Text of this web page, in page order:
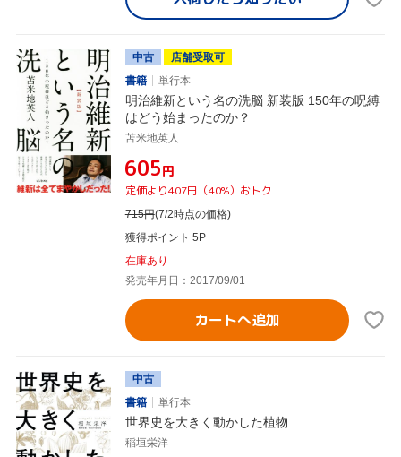
中古
店舗受取可
書籍
単行本
明治維新という名の洗脳 新装版 150年の呪縛
はどう始まったのか？
苫米地英人
¥605円
定価より407円（40%）おトク
715円(7/2時点の価格)
獲得ポイント 5P
在庫あり
発売年月日：2017/09/01
カートへ追加
中古
書籍
単行本
世界史を大きく動かした植物
稲垣栄洋